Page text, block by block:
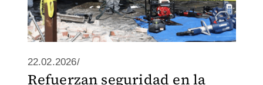
22.02.2026/
Refuerzan seguridad en la